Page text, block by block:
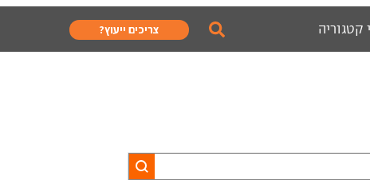
קטגוריה צריכים ייעוץ?